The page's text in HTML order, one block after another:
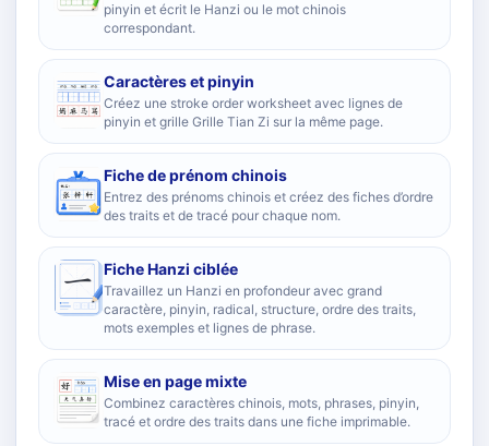
pinyin et écrit le Hanzi ou le mot chinois
correspondant.
Caractères et pinyin
Créez une stroke order worksheet avec lignes de
pinyin et grille Grille Tian Zi sur la même page.
Fiche de prénom chinois
Entrez des prénoms chinois et créez des fiches d’ordre
des traits et de tracé pour chaque nom.
Fiche Hanzi ciblée
Travaillez un Hanzi en profondeur avec grand
caractère, pinyin, radical, structure, ordre des traits,
mots exemples et lignes de phrase.
Mise en page mixte
Combinez caractères chinois, mots, phrases, pinyin,
tracé et ordre des traits dans une fiche imprimable.